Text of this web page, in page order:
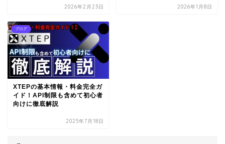
2026年2月23日 2026年1月8日
ブログ
XTEPの基本情報・料金完全ガ
イド！API制限も含めて初心者
向けに徹底解説
2025年7月18日